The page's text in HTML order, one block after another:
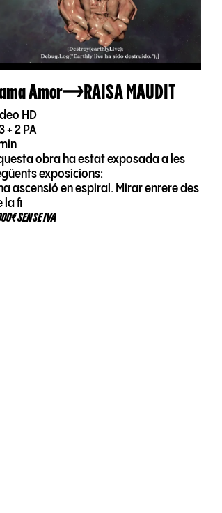
Amor RAISA MAUDIT
HD
+ 2 PA
obra ha estat exposada a les
exposicions:
ascensió en espiral. Mirar enrere des
la fi
SENSE IVA